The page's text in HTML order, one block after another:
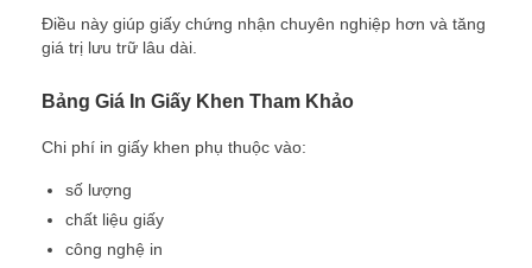
Điều này giúp giấy chứng nhận chuyên nghiệp hơn và tăng
giá trị lưu trữ lâu dài.
Bảng Giá In Giấy Khen Tham Khảo
Chi phí in giấy khen phụ thuộc vào:
số lượng
chất liệu giấy
công nghệ in